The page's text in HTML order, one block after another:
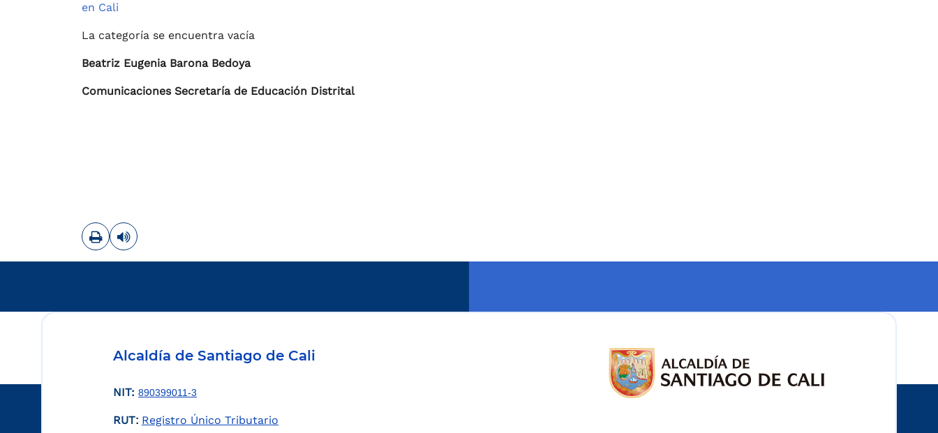
en Cali
La categoría se encuentra vacía
Beatriz Eugenia Barona Bedoya
Comunicaciones Secretaría de Educación Distrital
ImprimirLeer contenido
Alcaldía de Santiago de Cali
NIT: 890399011-3
RUT: Registro Único Tributario